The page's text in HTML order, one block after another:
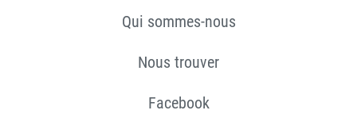
Qui sommes-nous
Nous trouver
Facebook